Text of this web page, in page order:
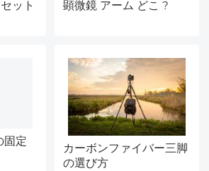
ット
顕微鏡 アーム どこ ?
定
カーボンファイバー三脚
の選び方